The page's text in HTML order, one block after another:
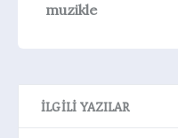
muzikle
İLGILI YAZILAR